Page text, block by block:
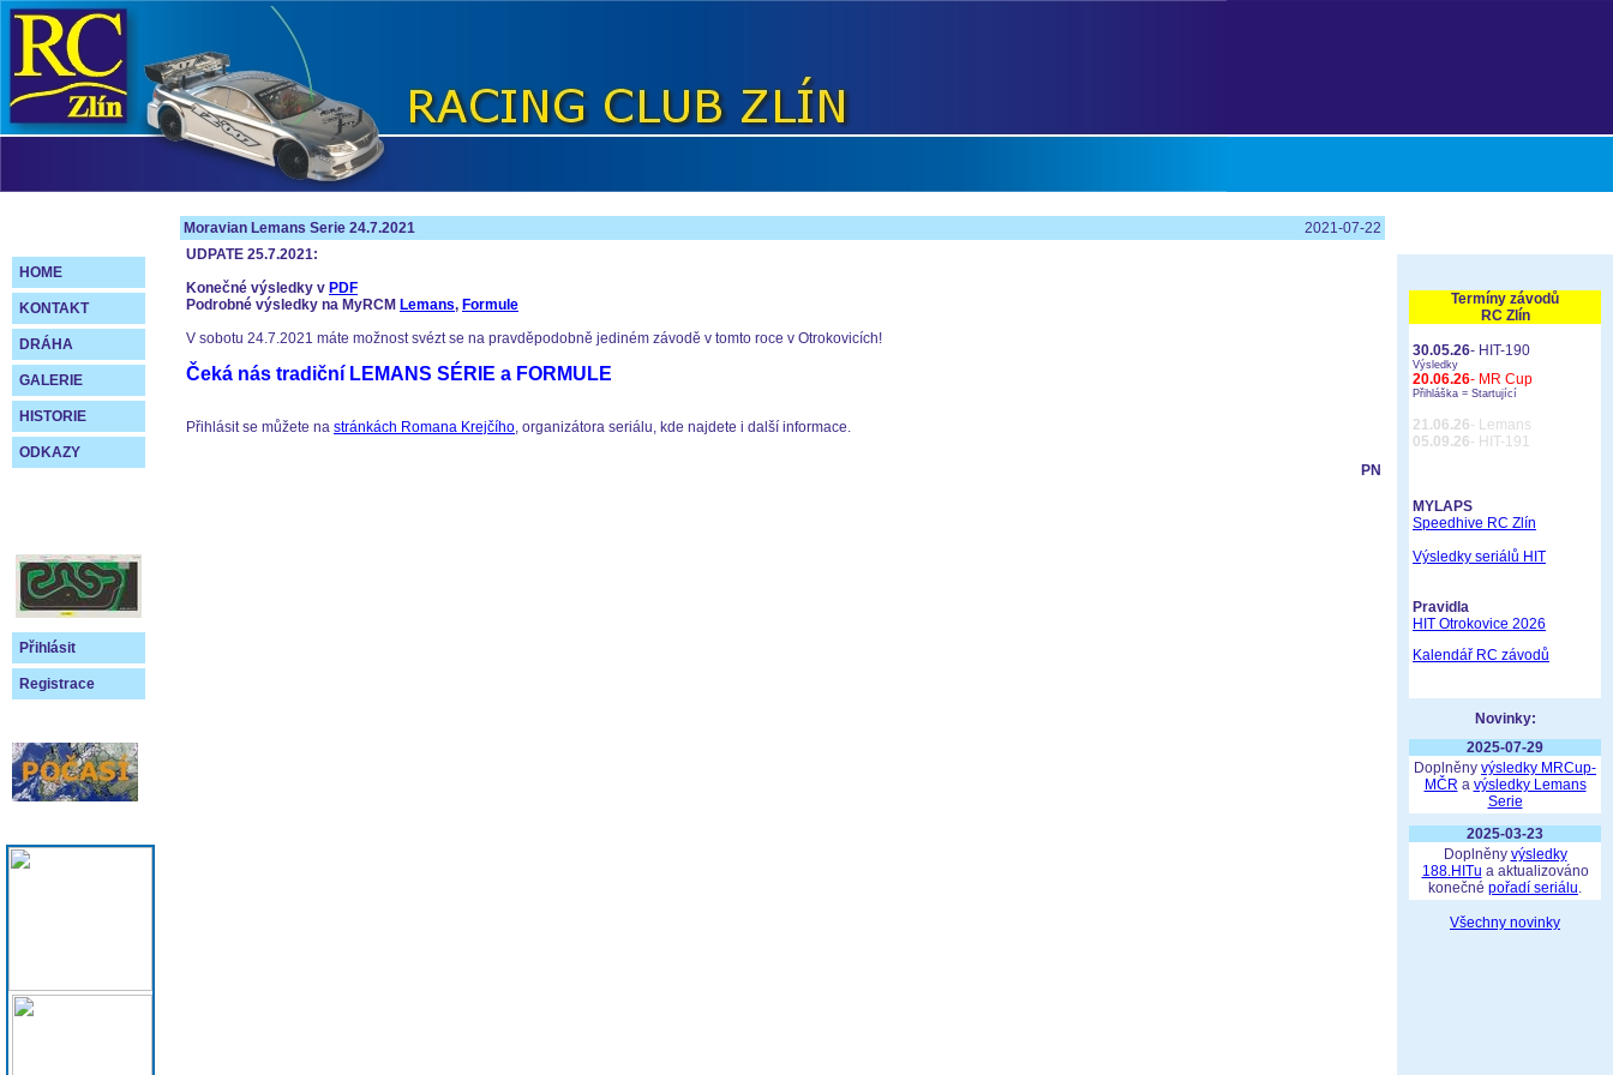
HOME
KONTAKT
DRÁHA
GALERIE
HISTORIE
ODKAZY
Přihlásit
Registrace
Moravian Lemans Serie 24.7.2021
2021-07-22
UDPATE 25.7.2021:
Konečné výsledky v PDF
Podrobné výsledky na MyRCM Lemans, Formule
V sobotu 24.7.2021 máte možnost svézt se na pravděpodobně jediném závodě v tomto roce v Otrokovicích!
Čeká nás tradiční LEMANS SÉRIE a FORMULE
Přihlásit se můžete na stránkách Romana Krejčího, organizátora seriálu, kde najdete i další informace.
PN
Termíny závodů
RC Zlín
30.05.26- HIT-190
Výsledky
20.06.26- MR Cup
Přihláška = Startující
21.06.26- Lemans
05.09.26- HIT-191
MYLAPS
Speedhive RC Zlín
Výsledky seriálů HIT
Pravidla
HIT Otrokovice 2026
Kalendář RC závodů
Novinky:
2025-07-29
Doplněny výsledky MRCup-
MČR a výsledky Lemans
Serie
2025-03-23
Doplněny výsledky
188.HITu a aktualizováno
konečné pořadí seriálu.
Všechny novinky